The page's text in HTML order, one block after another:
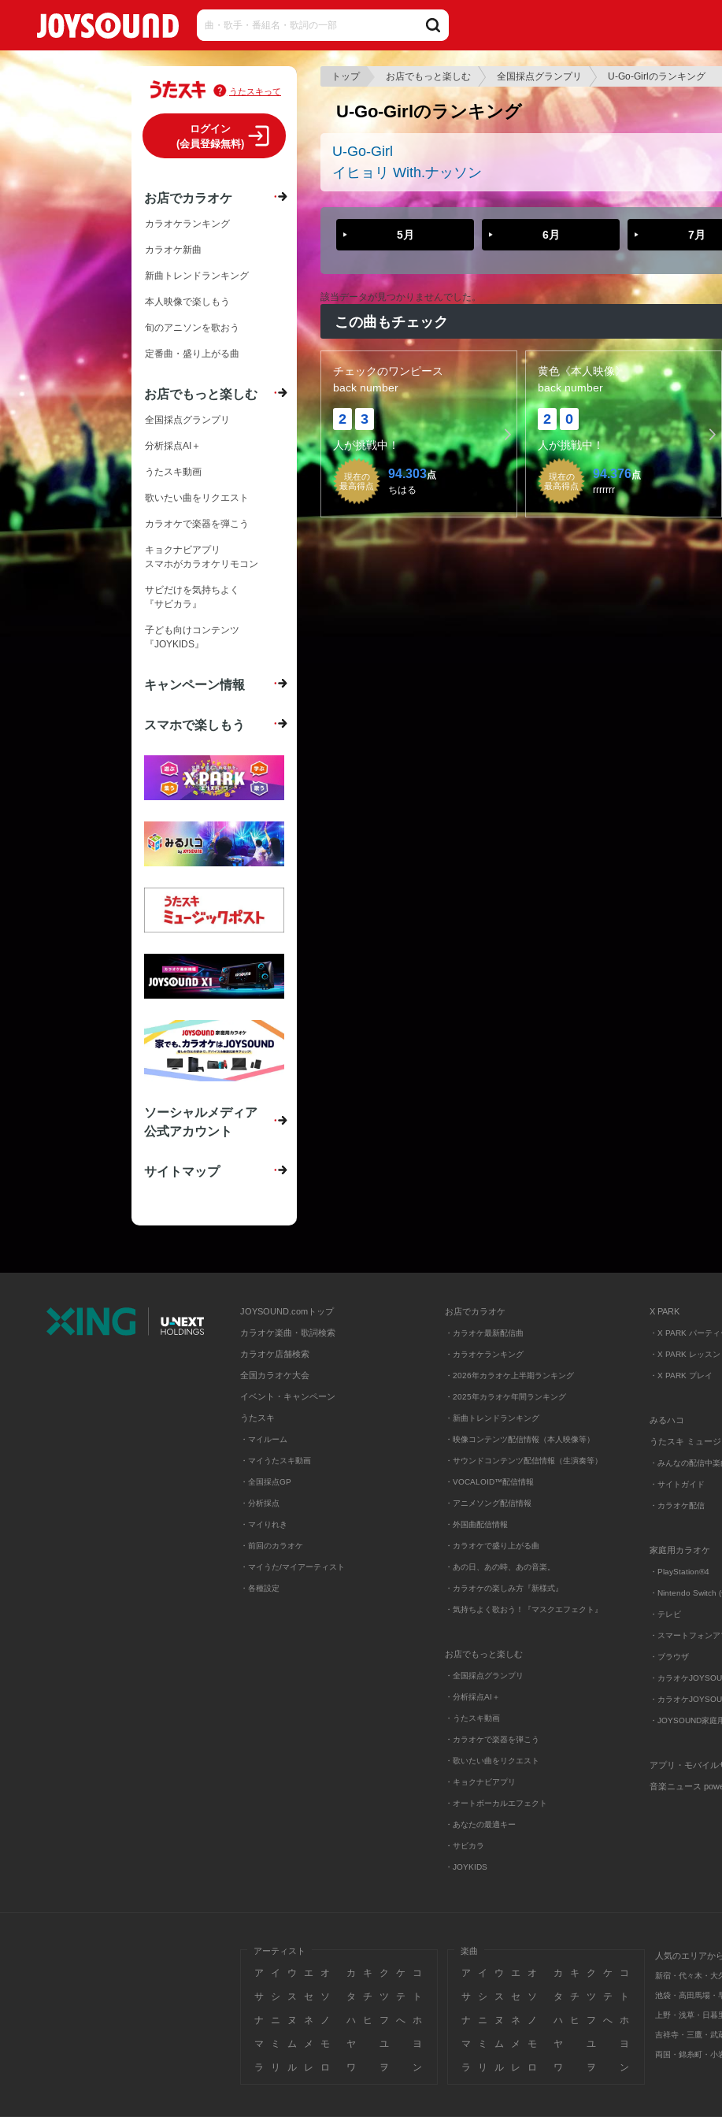
トップ お店でもっと楽しむ 全国採点グランプリ U-Go-Girlのランキング
U-Go-Girlのランキング
U-Go-Girl
イヒョリ With.ナッソン
5月 6月 7月
該当データが見つかりませんでした。
この曲もチェック
チェックのワンピース
back number
2 3
人が挑戦中！
現在の
最高得点
94.303点
ちはる
黄色《本人映像》
back number
2 0
人が挑戦中！
現在の
最高得点
94.376点
rrrrrrr
うたスキって
ログイン
(会員登録無料)
お店でカラオケ
カラオケランキング
カラオケ新曲
新曲トレンドランキング
本人映像で楽しもう
旬のアニソンを歌おう
定番曲・盛り上がる曲
お店でもっと楽しむ
全国採点グランプリ
分析採点AI＋
うたスキ動画
歌いたい曲をリクエスト
カラオケで楽器を弾こう
キョクナビアプリ
スマホがカラオケリモコン
サビだけを気持ちよく
『サビカラ』
子ども向けコンテンツ
『JOYKIDS』
キャンペーン情報
スマホで楽しもう
ソーシャルメディア
公式アカウント
サイトマップ
JOYSOUND.comトップ
カラオケ楽曲・歌詞検索
カラオケ店舗検索
全国カラオケ大会
イベント・キャンペーン
うたスキ
・マイルーム
・マイうたスキ動画
・全国採点GP
・分析採点
・マイりれき
・前回のカラオケ
・マイうた/マイアーティスト
・各種設定
お店でカラオケ
・カラオケ最新配信曲
・カラオケランキング
・2026年カラオケ上半期ランキング
・2025年カラオケ年間ランキング
・新曲トレンドランキング
・映像コンテンツ配信情報（本人映像等）
・サウンドコンテンツ配信情報（生演奏等）
・VOCALOID™配信情報
・アニメソング配信情報
・外国曲配信情報
・カラオケで盛り上がる曲
・あの日、あの時、あの音楽。
・カラオケの楽しみ方『新様式』
・気持ちよく歌おう！『マスクエフェクト』
お店でもっと楽しむ
・全国採点グランプリ
・分析採点AI＋
・うたスキ動画
・カラオケで楽器を弾こう
・歌いたい曲をリクエスト
・キョクナビアプリ
・オートボーカルエフェクト
・あなたの最適キー
・サビカラ
・JOYKIDS
X PARK
・X PARK パーティ
・X PARK レッスン
・X PARK プレイ
みるハコ
うたスキ ミュー
・みんなの配信中楽
・サイトガイド
・カラオケ配信
家庭用カラオケ
・PlayStation®4
・Nintendo Switch
・テレビ
・スマートフォンア
・ブラウザ
・カラオケ
・カラオケ
・JOYSOUND家庭
アプリ・モバイル
音楽ニュース
アーティスト
ア イ ウ エ オ カ キ ク ケ コ
サ シ ス セ ソ タ チ ツ テ ト
ナ ニ ヌ ネ ノ ハ ヒ フ へ ホ
マ ミ ム メ モ ヤ ユ ヨ
ラ リ ル レ ロ ワ ヲ ン
楽曲
ア イ ウ エ オ カ キ ク ケ コ
サ シ ス セ ソ タ チ ツ テ ト
ナ ニ ヌ ネ ノ ハ ヒ フ へ ホ
マ ミ ム メ モ ヤ ユ ヨ
ラ リ ル レ ロ ワ ヲ ン
人気のエリアか
新宿・代々木・大
池袋・高田馬場・
上野・浅草・日暮
吉祥寺・三鷹・武
両国・錦糸町・小